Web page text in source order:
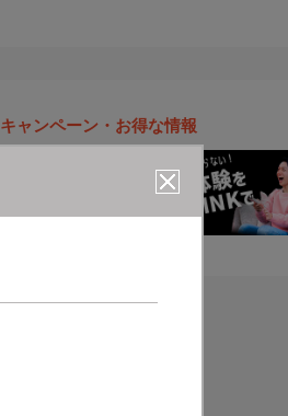
キャンペーン・お得な情報